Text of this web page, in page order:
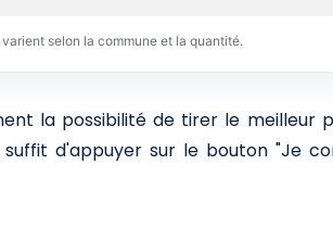
selon la commune et la quantité.
la possibilité de tirer le
suffit d'appuyer sur le bouton "Je